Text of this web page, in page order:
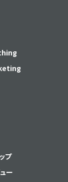
プ
ー